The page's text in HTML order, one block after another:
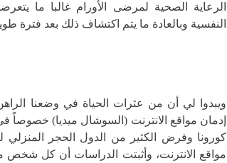
الرعاية الصحية لمرضى الأورام غالبا ما
النفسية وبالعادة ما يتم اكتشاف ذلك بعد
ويبدوا لي أن من عثرات الحياة في وضعنا
إدمان مواقع الانترنت (السوشال ميديا) خصوصاً في
كورونا وفرض الكثير من الدول الحجر المنزلي